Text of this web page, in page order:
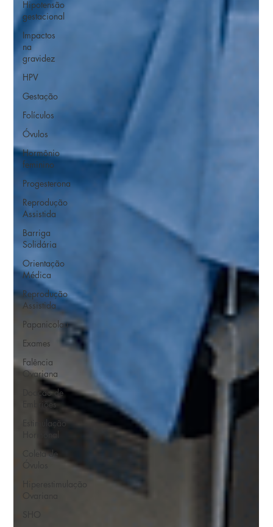
Hipotensão
gestacional
Impactos
na
gravidez
HPV
Gestação
Folículos
Óvulos
Hormônio
feminino
Progesterona
Reprodução
Assistida
Barriga
Solidária
Orientação
Médica
Reprodução
Assistida
Papanicolau
Exames
Falência
Ovariana
Doação de
Embriões
Estimulação
Hormonal
Coleta de
Ovariana